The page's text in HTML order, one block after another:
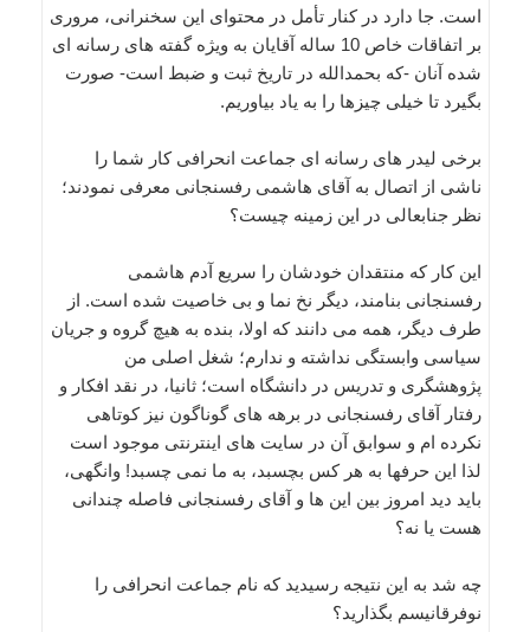
است. جا دارد در کنار تأمل در محتوای این سخنرانی، مروری
بر اتفاقات خاص 10 ساله آقایان به ویژه گفته های رسانه ای
شده آنان -که بحمدالله در تاریخ ثبت و ضبط است- صورت
بگیرد تا خیلی چیزها را به یاد بیاوریم.
برخی لیدر های رسانه ای جماعت انحرافی کار شما را
ناشی از اتصال به آقای هاشمی رفسنجانی معرفی نمودند؛
نظر جنابعالی در این زمینه چیست؟
این کار که منتقدان خودشان را سریع آدم هاشمی
رفسنجانی بنامند، دیگر نخ نما و بی خاصیت شده است. از
طرف دیگر، همه می دانند که اولا، بنده به هیچ گروه و جریان
سیاسی وابستگی نداشته و ندارم؛ شغل اصلی من
پژوهشگری و تدریس در دانشگاه است؛ ثانیا، در نقد افکار و
رفتار آقای رفسنجانی در برهه های گوناگون نیز کوتاهی
نکرده ام و سوابق آن در سایت های اینترنتی موجود است
لذا این حرفها به هر کس بچسبد، به ما نمی چسبد! وانگهی،
باید دید امروز بین این ها و آقای رفسنجانی فاصله چندانی
هست یا نه؟
چه شد به این نتیجه رسیدید که نام جماعت انحرافی را
نوفرقانیسم بگذارید؟